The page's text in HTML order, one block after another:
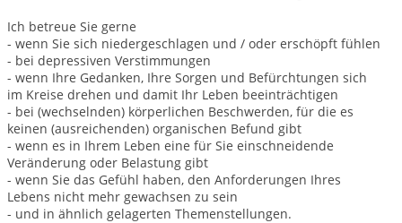
Ich betreue Sie gerne
- wenn Sie sich niedergeschlagen und / oder erschöpft fühlen
- bei depressiven Verstimmungen
- wenn Ihre Gedanken, Ihre Sorgen und Befürchtungen sich
im Kreise drehen und damit Ihr Leben beeinträchtigen
- bei (wechselnden) körperlichen Beschwerden, für die es
keinen (ausreichenden) organischen Befund gibt
- wenn es in Ihrem Leben eine für Sie einschneidende
Veränderung oder Belastung gibt
- wenn Sie das Gefühl haben, den Anforderungen Ihres
Lebens nicht mehr gewachsen zu sein
- und in ähnlich gelagerten Themenstellungen.